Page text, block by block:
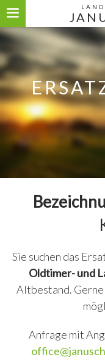
Sie suchen das
Oldtimer- und
Altbestand.
Anfrage mit